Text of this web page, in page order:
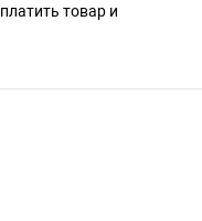
товар и